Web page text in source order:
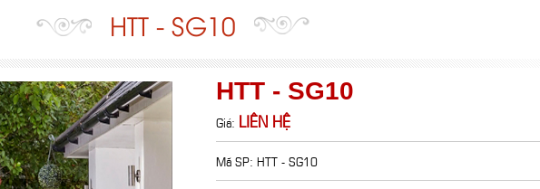
HTT - SG10
HTT - SG10
Giá: LIÊN HỆ
Mã SP: HTT - SG10